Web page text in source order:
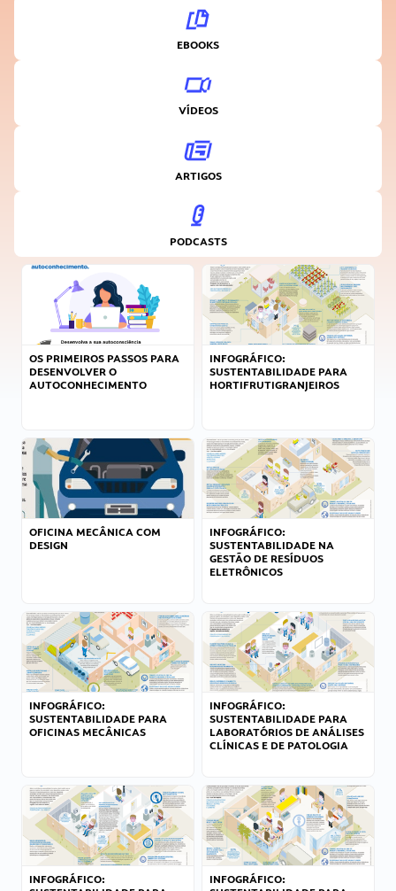
EBOOKS
VÍDEOS
ARTIGOS
PODCASTS
OS PRIMEIROS PASSOS PARA
DESENVOLVER O
AUTOCONHECIMENTO
INFOGRÁFICO:
SUSTENTABILIDADE PARA
HORTIFRUTIGRANJEIROS
OFICINA MECÂNICA COM
DESIGN
INFOGRÁFICO:
SUSTENTABILIDADE NA
GESTÃO DE RESÍDUOS
ELETRÔNICOS
INFOGRÁFICO:
SUSTENTABILIDADE PARA
OFICINAS MECÂNICAS
INFOGRÁFICO:
SUSTENTABILIDADE PARA
LABORATÓRIOS DE ANÁLISES
CLÍNICAS E DE PATOLOGIA
INFOGRÁFICO:
INFOGRÁFICO: